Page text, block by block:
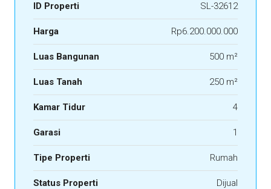
ID Properti SL-32612
Harga Rp6.200.000.000
Luas Bangunan 500 m²
Luas Tanah 250 m²
Kamar Tidur 4
Garasi 1
Tipe Properti Rumah
Status Properti Dijual